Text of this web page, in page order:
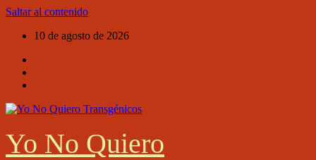
Saltar al contenido
10 de agosto de 2026
Yo No Quiero